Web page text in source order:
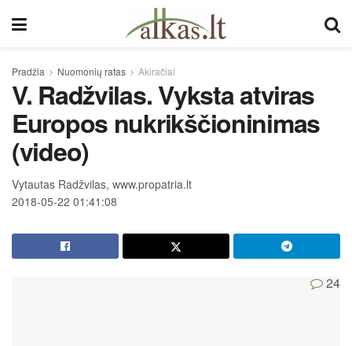
Pradžia Nuomonių ratas Akiračiai
V. Radžvilas. Vyksta atviras
Europos nukrikščioninimas
(video)
Vytautas Radžvilas, www.propatria.lt
2018-05-22 01:41:08
24